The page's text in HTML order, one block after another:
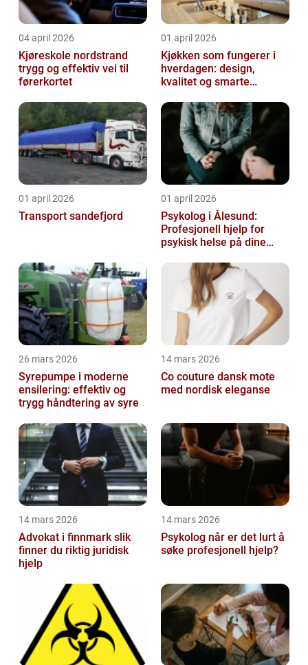
04 april 2026
Kjøreskole nordstrand
trygg og effektiv vei til
førerkortet
01 april 2026
Kjøkken som fungerer i
hverdagen: design,
kvalitet og smarte
01 april 2026
Transport sandefjord
01 april 2026
Psykolog i Ålesund:
Profesjonell hjelp for
psykisk helse på dine
26 mars 2026
Syrepumpe i moderne
ensilering: effektiv og
trygg håndtering av syre
14 mars 2026
Co couture dansk mote
med nordisk eleganse
14 mars 2026
Advokat i finnmark slik
finner du riktig juridisk
hjelp
14 mars 2026
Psykolog når er det lurt å
søke profesjonell hjelp?